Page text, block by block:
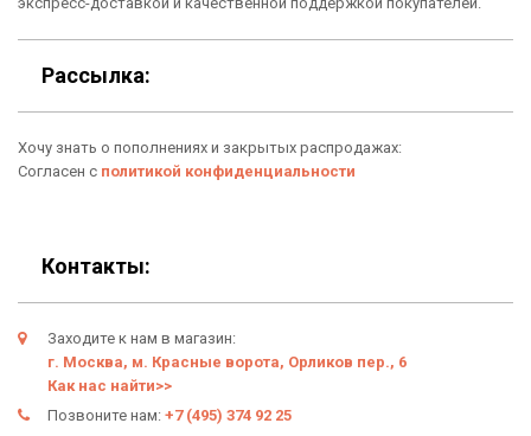
Подарочные сертификаты
О нас
Отзывы о Bag & Wallet
Гарантия
Условия возврата
Оферта
Политика конфиденциальности
Новинки
Подарки
Рассылка:
Хочу знать о пополнениях и закрытых распродажах:
Согласен с политикой конфиденциальности
Контакты:
Заходите к нам в магазин:
г. Москва, м. Красные ворота, Орликов пер., 6
Как нас найти>>
Позвоните нам: +7 (495) 374 92 25